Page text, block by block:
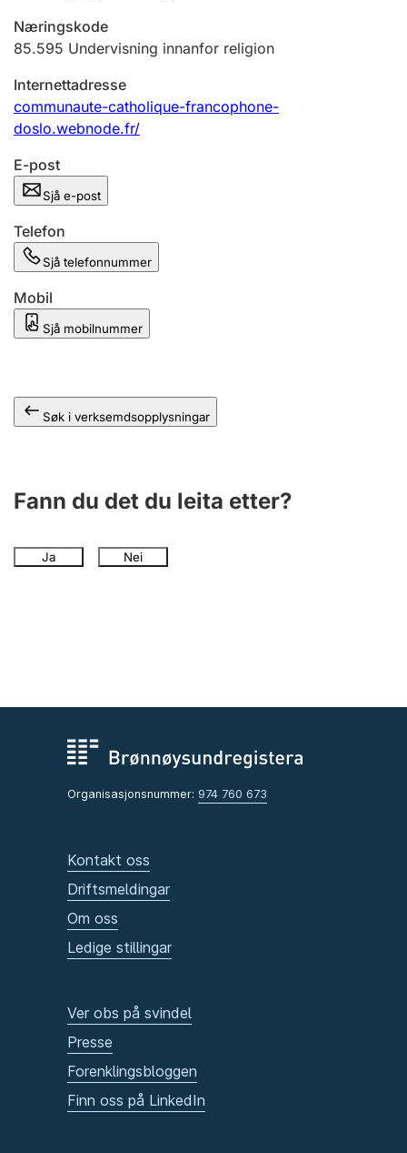
Næringskode
85.595 Undervisning innanfor religion
Internettadresse
communaute-catholique-francophone-
doslo.webnode.fr/
E-post
Sjå e-post
Telefon
Sjå telefonnummer
Mobil
Sjå mobilnummer
Søk i verksemdsopplysningar
Fann du det du leita etter?
Ja Nei
Organisasjonsnummer: 974 760 673
Kontakt oss
Driftsmeldingar
Om oss
Ledige stillingar
Ver obs på svindel
Presse
Forenklingsbloggen
Finn oss på LinkedIn